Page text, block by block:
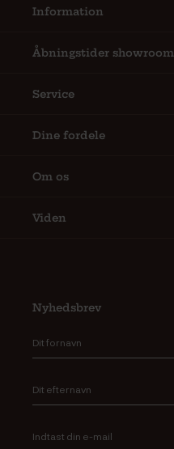
Information
Åbningstider showroom
Service
Dine fordele
Om os
Viden
Nyhedsbrev